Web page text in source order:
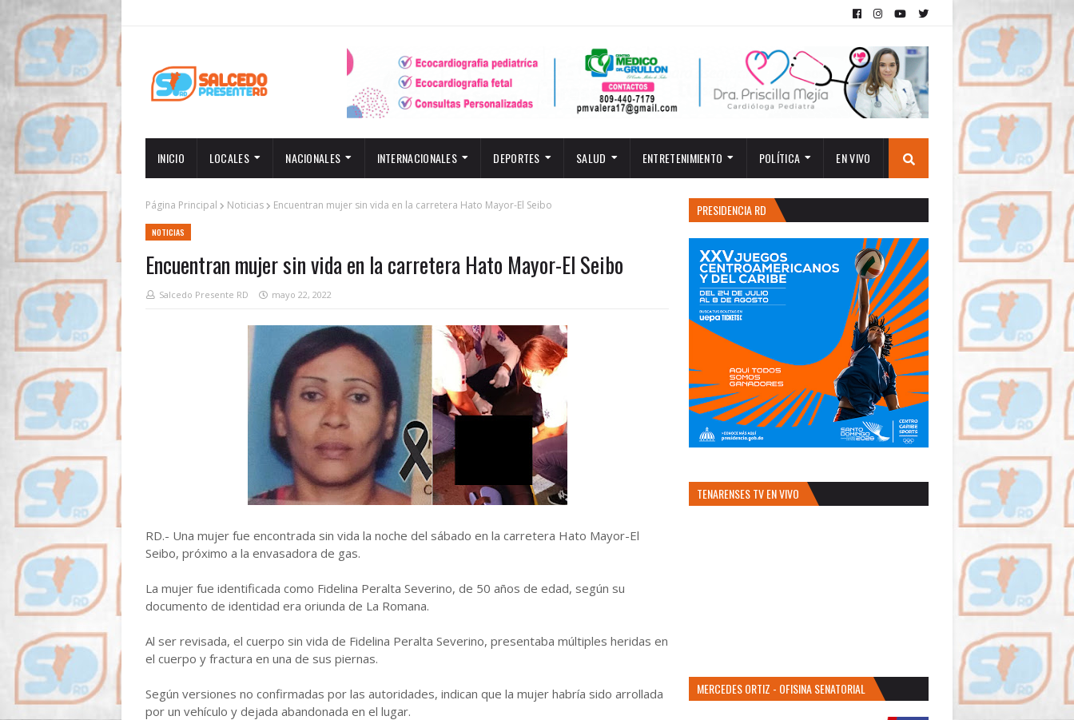
INICIO LOCALES NACIONALES INTERNACIONALES DEPORTES SALUD ENTRETENIMIENTO POLÍTICA EN VIVO
Página Principal Noticias Encuentran mujer sin vida en la carretera Hato Mayor-El Seibo
NOTICIAS
Encuentran mujer sin vida en la carretera Hato Mayor-El Seibo
Salcedo Presente RD mayo 22, 2022
RD.- Una mujer fue encontrada sin vida la noche del sábado en la carretera Hato Mayor-El
Seibo, próximo a la envasadora de gas.
La mujer fue identificada como Fidelina Peralta Severino, de 50 años de edad, según su
documento de identidad era oriunda de La Romana.
Al ser revisada, el cuerpo sin vida de Fidelina Peralta Severino, presentaba múltiples heridas en
el cuerpo y fractura en una de sus piernas.
Según versiones no confirmadas por las autoridades, indican que la mujer habría sido arrollada
por un vehículo y dejada abandonada en el lugar.
PRESIDENCIA RD
TENARENSES TV EN VIVO
MERCEDES ORTIZ - OFISINA SENATORIAL